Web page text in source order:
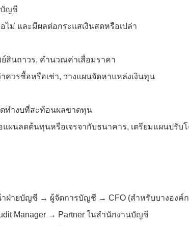
บัญชี
ไม่ และมีผลต่อกระแสเงินสดหรือเปล่า
สินถาวร, คำนวณค่าเสื่อมราคา
ควรซื้อหรือเช่า, วางแผนจัดหาแหล่งเงินทุน
ทำงบที่สะท้อนผลขาดทุน
ผนลดต้นทุนหรือเจรจากับธนาคาร, เตรียมแผนปรับโ
ายบัญชี → ผู้จัดการบัญชี → CFO (สำหรับบางองค์
Manager → Partner ในสำนักงานบัญชี